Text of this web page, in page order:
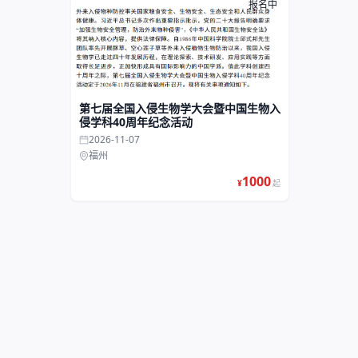
报名中
第七届全国入侵生物学大会暨中国生物入
侵学科40周年纪念活动
2026-11-07
福州
¥1000起